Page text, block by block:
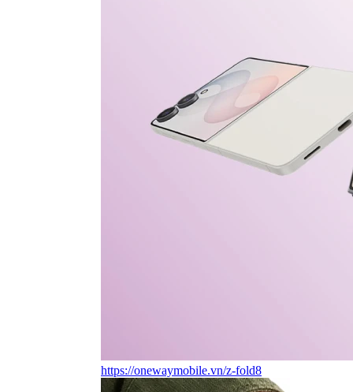
https://onewaymobile.vn/z-fold8